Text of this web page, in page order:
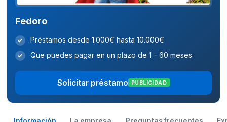
Fedoro
✓ Préstamos desde 1.000€ hasta 10.000€
✓ Que puedes pagar en un plazo de 1 - 60 meses
Solicitar préstamo PUBLICIDAD